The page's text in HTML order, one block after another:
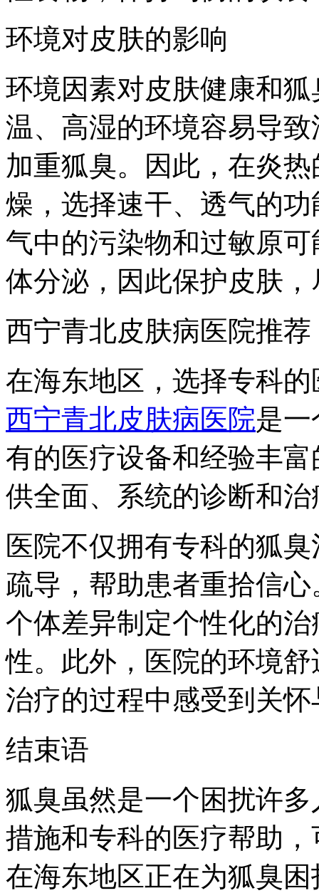
环境对皮肤的影响
环境因素对皮肤健康和
温、高湿的环境容易导
加重狐臭。因此，在炎
燥，选择速干、透气的
气中的污染物和过敏原
体分泌，因此保护皮肤
西宁青北皮肤病医院推荐
在海东地区，选择专科
西宁青北皮肤病医院是
有的医疗设备和经验丰
供全面、系统的诊断和
医院不仅拥有专科的狐
疏导，帮助患者重拾信
个体差异制定个性化的
性。此外，医院的环境
治疗的过程中感受到关
结束语
狐臭虽然是一个困扰许
措施和专科的医疗帮助
在海东地区正在为狐臭